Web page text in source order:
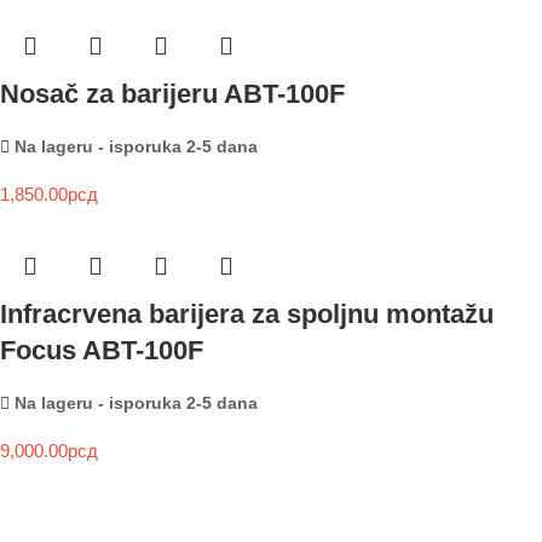
Nosač za barijeru ABT-100F
Na lageru - isporuka 2-5 dana
1,850.00рсд
Infracrvena barijera za spoljnu montažu
Focus ABT-100F
Na lageru - isporuka 2-5 dana
9,000.00рсд